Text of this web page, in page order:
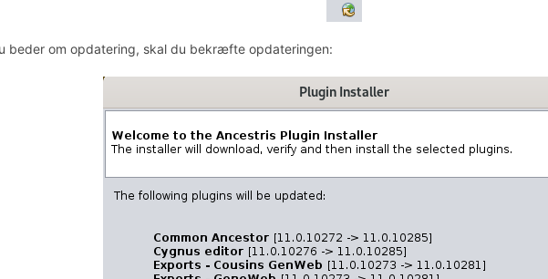
beder om opdatering, skal du bekræfte opdateringen: